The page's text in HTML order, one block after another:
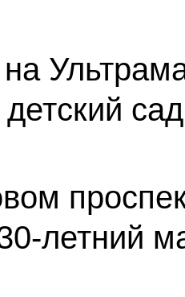
сад
летний